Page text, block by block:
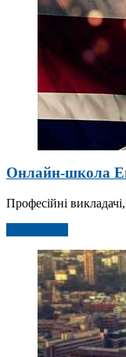
Онлайн-школа
Професійні